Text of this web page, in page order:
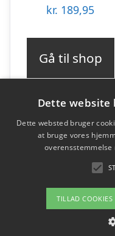
kr. 189,95
Gå til shop
Varekategorier
Om /
Dette website
Dette websted bruger
at bruge vores
TILLAD COOKIES